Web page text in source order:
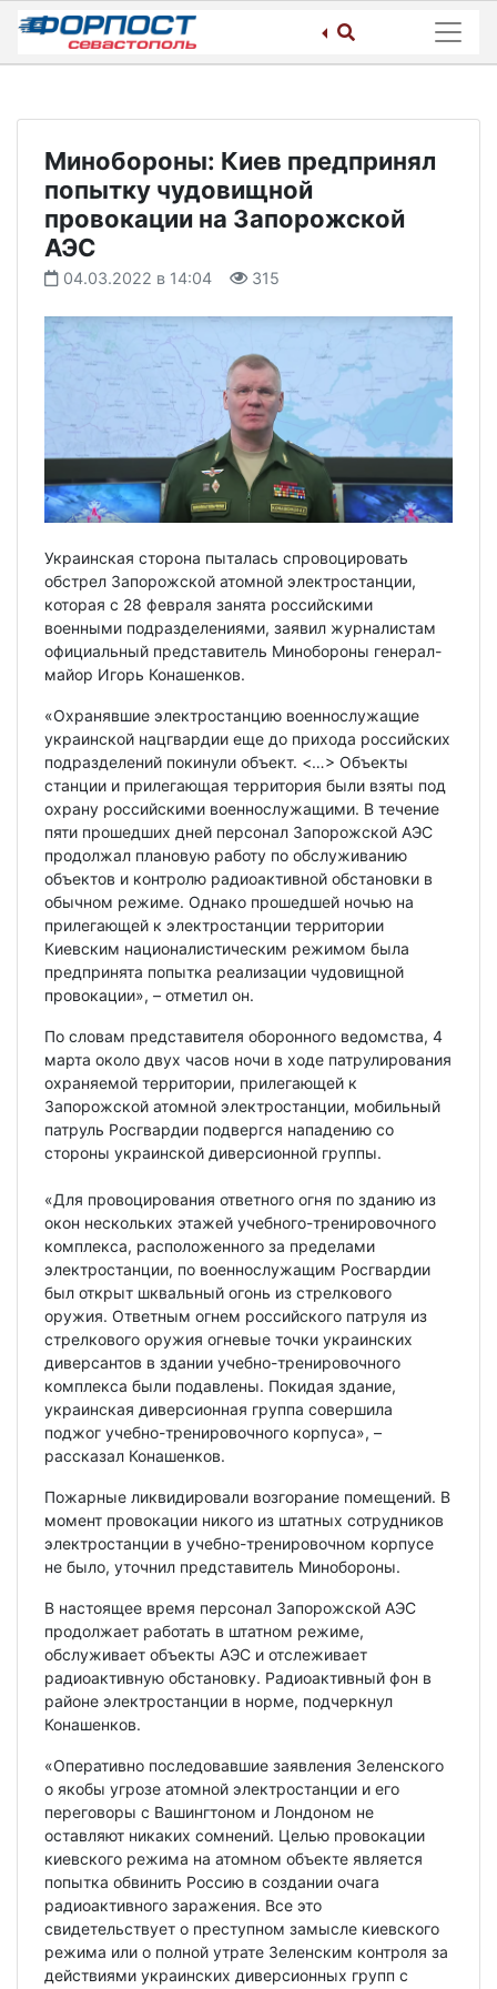
Skip
content
Минобороны: Киев предпринял
попытку чудовищной
провокации на Запорожской
АЭС
04.03.2022 в 14:04 315
Украинская сторона пыталась спровоцировать
обстрел Запорожской атомной электростанции,
которая с 28 февраля занята российскими
военными подразделениями, заявил журналистам
официальный представитель Минобороны генерал-
майор Игорь Конашенков.
«Охранявшие электростанцию военнослужащие
украинской нацгвардии еще до прихода российских
подразделений покинули объект. <…> Объекты
станции и прилегающая территория были взяты под
охрану российскими военнослужащими. В течение
пяти прошедших дней персонал Запорожской АЭС
продолжал плановую работу по обслуживанию
объектов и контролю радиоактивной обстановки в
обычном режиме. Однако прошедшей ночью на
прилегающей к электростанции территории
Киевским националистическим режимом была
предпринята попытка реализации чудовищной
провокации», – отметил он.
По словам представителя оборонного ведомства, 4
марта около двух часов ночи в ходе патрулирования
охраняемой территории, прилегающей к
Запорожской атомной электростанции, мобильный
патруль Росгвардии подвергся нападению со
стороны украинской диверсионной группы.
«Для провоцирования ответного огня по зданию из
окон нескольких этажей учебного-тренировочного
комплекса, расположенного за пределами
электростанции, по военнослужащим Росгвардии
был открыт шквальный огонь из стрелкового
оружия. Ответным огнем российского патруля из
стрелкового оружия огневые точки украинских
диверсантов в здании учебно-тренировочного
комплекса были подавлены. Покидая здание,
украинская диверсионная группа совершила
поджог учебно-тренировочного корпуса», –
рассказал Конашенков.
Пожарные ликвидировали возгорание помещений. В
момент провокации никого из штатных сотрудников
электростанции в учебно-тренировочном корпусе
не было, уточнил представитель Минобороны.
В настоящее время персонал Запорожской АЭС
продолжает работать в штатном режиме,
обслуживает объекты АЭС и отслеживает
радиоактивную обстановку. Радиоактивный фон в
районе электростанции в норме, подчеркнул
Конашенков.
«Оперативно последовавшие заявления Зеленского
о якобы угрозе атомной электростанции и его
переговоры с Вашингтоном и Лондоном не
оставляют никаких сомнений. Целью провокации
киевского режима на атомном объекте является
попытка обвинить Россию в создании очага
радиоактивного заражения. Все это
свидетельствует о преступном замысле киевского
режима или о полной утрате Зеленским контроля за
действиями украинских диверсионных групп с